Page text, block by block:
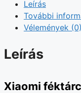
Leírás
További
Vélemények (0)
Leírás
Xiaomi